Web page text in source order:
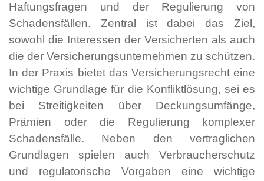
Haftungsfragen und der Regulierung von
Schadensfällen. Zentral ist dabei das Ziel,
sowohl die Interessen der Versicherten als auch
die der Versicherungsunternehmen zu schützen.
In der Praxis bietet das Versicherungsrecht eine
wichtige Grundlage für die Konfliktlösung, sei es
bei Streitigkeiten über Deckungsumfänge,
Prämien oder die Regulierung komplexer
Schadensfälle. Neben den vertraglichen
Grundlagen spielen auch Verbraucherschutz
und regulatorische Vorgaben eine wichtige